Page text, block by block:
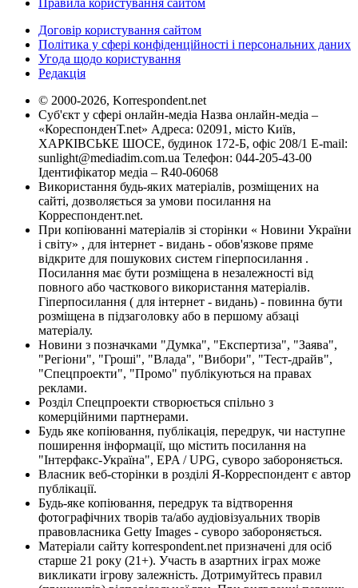
Правила користування сайтом
Договір користування сайтом
Політика у сфері конфіденційності і персональних даних
Угода щодо користування
Редакція
© 2000-2026, Korrespondent.net
Суб'єкт у сфері онлайн-медіа Назва онлайн-медіа –
«КореспонденТ.net» Адреса: 02091, місто Київ,
ХАРКІВСЬКЕ ШОСЕ, будинок 172-Б, офіс 208/1 E-mail:
sunlight@mediadim.com.ua Телефон: 044-205-43-00
Ідентифікатор медіа – R40-06068
Використання будь-яких матеріалів, розміщених на
сайті, дозволяється за умови посилання на
Корреспондент.net.
При копіюванні матеріалів зі сторінки « Новини України
і світу» , для інтернет - видань - обов'язкове пряме
відкрите для пошукових систем гіперпосилання .
Посилання має бути розміщена в незалежності від
повного або часткового використання матеріалів.
Гіперпосилання ( для інтернет - видань) - повинна бути
розміщена в підзаголовку або в першому абзаці
матеріалу.
Новини з позначками "Думка", "Експертиза", "Заява",
"Регіони", "Гроші", "Влада", "Вибори", "Тест-драйв",
"Спецпроекти", "Промо" публікуються на правах
реклами.
Розділ Спецпроекти створюється спільно з
комерційними партнерами.
Будь яке копіювання, публікація, передрук, чи наступне
поширення інформації, що містить посилання на
"Інтерфакс-Україна", EPA / UPG, суворо забороняється.
Власник веб-сторінки в розділі Я-Корреспондент є автор
публікації.
Будь-яке копіювання, передрук та відтворення
фотографічних творів та/або аудіовізуальних творів
правовласника Getty Images - суворо забороняється.
Матеріали сайту korrespondent.net призначені для осіб
старше 21 року (21+). Участь в азартних іграх може
викликати ігрову залежність. Дотримуйтесь правил